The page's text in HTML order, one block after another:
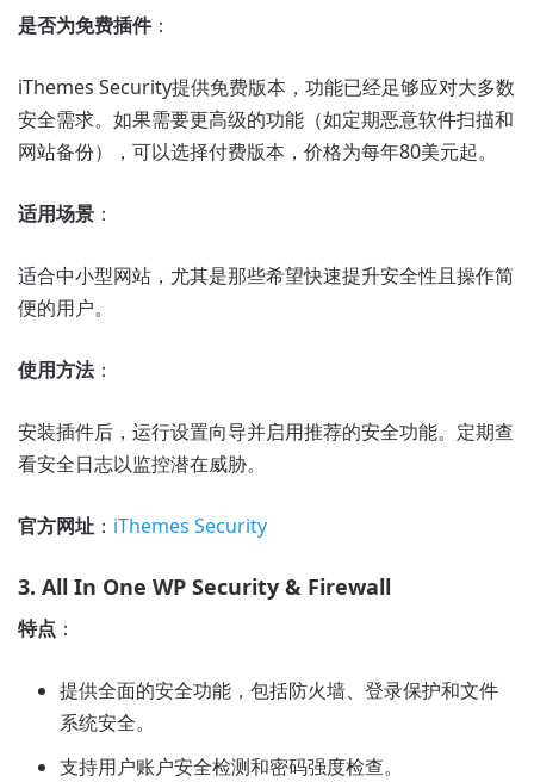
是否为免费插件：
iThemes Security提供免费版本，功能已经足够应对大多数
安全需求。如果需要更高级的功能（如定期恶意软件扫描和
网站备份），可以选择付费版本，价格为每年80美元起。
适用场景 ：
适合中小型网站，尤其是那些希望快速提升安全性且操作简
便的用户。
使用方法：
安装插件后，运行设置向导并启用推荐的安全功能。定期查
看安全日志以监控潜在威胁。
官方网址 ： iThemes Security
3. All In One WP Security & Firewall
特点 ：
提供全面的安全功能，包括防火墙、登录保护和文件
系统安全。
支持用户账户安全检测和密码强度检查。